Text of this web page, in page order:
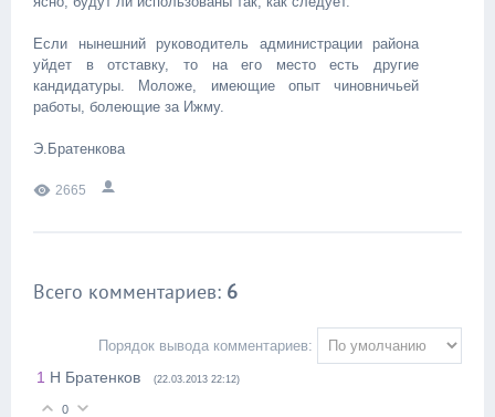
Если нынешний руководитель администрации района
уйдет в отставку, то на его место есть другие
кандидатуры. Моложе, имеющие опыт чиновничьей
работы, болеющие за Ижму.
Э.Братенкова
2665
Всего комментариев: 6
Порядок вывода комментариев:
1 Н Братенков (22.03.2013 22:12)
0